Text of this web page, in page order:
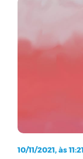
10/11/2021, às 11:21